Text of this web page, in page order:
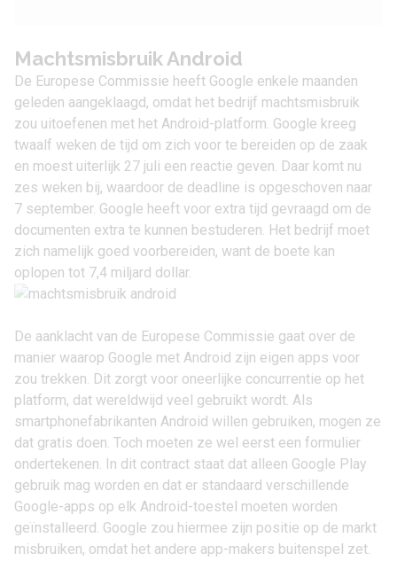
Machtsmisbruik Android
De Europese Commissie heeft Google enkele maanden
geleden aangeklaagd, omdat het bedrijf machtsmisbruik
zou uitoefenen met het Android-platform. Google kreeg
twaalf weken de tijd om zich voor te bereiden op de zaak
en moest uiterlijk 27 juli een reactie geven. Daar komt nu
zes weken bij, waardoor de deadline is opgeschoven naar
7 september. Google heeft voor extra tijd gevraagd om de
documenten extra te kunnen bestuderen. Het bedrijf moet
zich namelijk goed voorbereiden, want de boete kan
oplopen tot 7,4 miljard dollar.
De aanklacht van de Europese Commissie gaat over de
manier waarop Google met Android zijn eigen apps voor
zou trekken. Dit zorgt voor oneerlijke concurrentie op het
platform, dat wereldwijd veel gebruikt wordt. Als
smartphonefabrikanten Android willen gebruiken, mogen ze
dat gratis doen. Toch moeten ze wel eerst een formulier
ondertekenen. In dit contract staat dat alleen Google Play
gebruik mag worden en dat er standaard verschillende
Google-apps op elk Android-toestel moeten worden
geïnstalleerd. Google zou hiermee zijn positie op de markt
misbruiken, omdat het andere app-makers buitenspel zet.